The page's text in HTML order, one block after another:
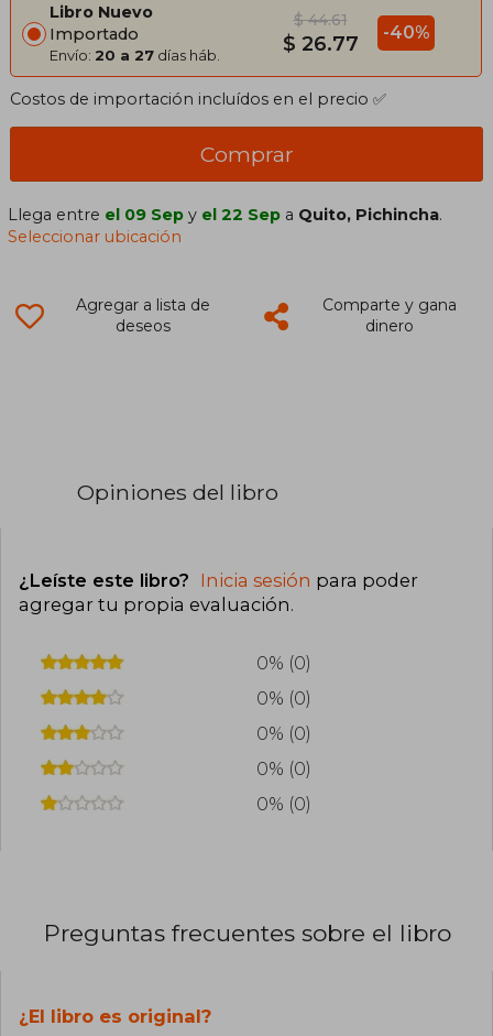
Libro Nuevo
Importado
Envío: 20 a 27 días háb.
$ 44.61
$ 26.77 -40%
Costos de importación incluídos en el precio ✅
Comprar
Llega entre el 09 Sep y el 22 Sep a Quito, Pichincha.
Seleccionar ubicación
Agregar a lista de
deseos
Comparte y gana
dinero
Opiniones del libro
¿Leíste este libro? Inicia sesión para poder
agregar tu propia evaluación.
0% (0)
0% (0)
0% (0)
0% (0)
0% (0)
Preguntas frecuentes sobre el libro
¿El libro es original?